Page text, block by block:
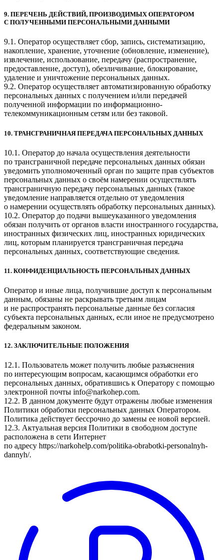
9. ПЕРЕЧЕНЬ ДЕЙСТВИЙ, ПРОИЗВОДИМЫХ ОПЕРАТОРОМ
С ПОЛУЧЕННЫМИ ПЕРСОНАЛЬНЫМИ ДАННЫМИ
9.1. Оператор осуществляет сбор, запись, систематизацию,
накопление, хранение, уточнение (обновление, изменение),
извлечение, использование, передачу (распространение,
предоставление, доступ), обезличивание, блокирование,
удаление и уничтожение персональных данных.
9.2. Оператор осуществляет автоматизированную обработку
персональных данных с получением и/или передачей
полученной информации по информационно-
телекоммуникационным сетям или без таковой.
10. ТРАНСГРАНИЧНАЯ ПЕРЕДАЧА ПЕРСОНАЛЬНЫХ ДАННЫХ
10.1. Оператор до начала осуществления деятельности
по трансграничной передаче персональных данных обязан
уведомить уполномоченный орган по защите прав субъектов
персональных данных о своём намерении осуществлять
трансграничную передачу персональных данных (такое
уведомление направляется отдельно от уведомления
о намерении осуществлять обработку персональных данных).
10.2. Оператор до подачи вышеуказанного уведомления
обязан получить от органов власти иностранного государства,
иностранных физических лиц, иностранных юридических
лиц, которым планируется трансграничная передача
персональных данных, соответствующие сведения.
11. КОНФИДЕНЦИАЛЬНОСТЬ ПЕРСОНАЛЬНЫХ ДАННЫХ
Оператор и иные лица, получившие доступ к персональным
данным, обязаны не раскрывать третьим лицам
и не распространять персональные данные без согласия
субъекта персональных данных, если иное не предусмотрено
федеральным законом.
12. ЗАКЛЮЧИТЕЛЬНЫЕ ПОЛОЖЕНИЯ
12.1. Пользователь может получить любые разъяснения
по интересующим вопросам, касающимся обработки его
персональных данных, обратившись к Оператору с помощью
электронной почты info@narkohep.com.
12.2. В данном документе будут отражены любые изменения
Политики обработки персональных данных Оператором.
Политика действует бессрочно до замены ее новой версией.
12.3. Актуальная версия Политики в свободном доступе
расположена в сети Интернет
по адресу https://narkohelp.com/politika-obrabotki-personalnyh-
dannyh/.